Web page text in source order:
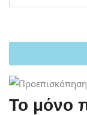
Το μόνο